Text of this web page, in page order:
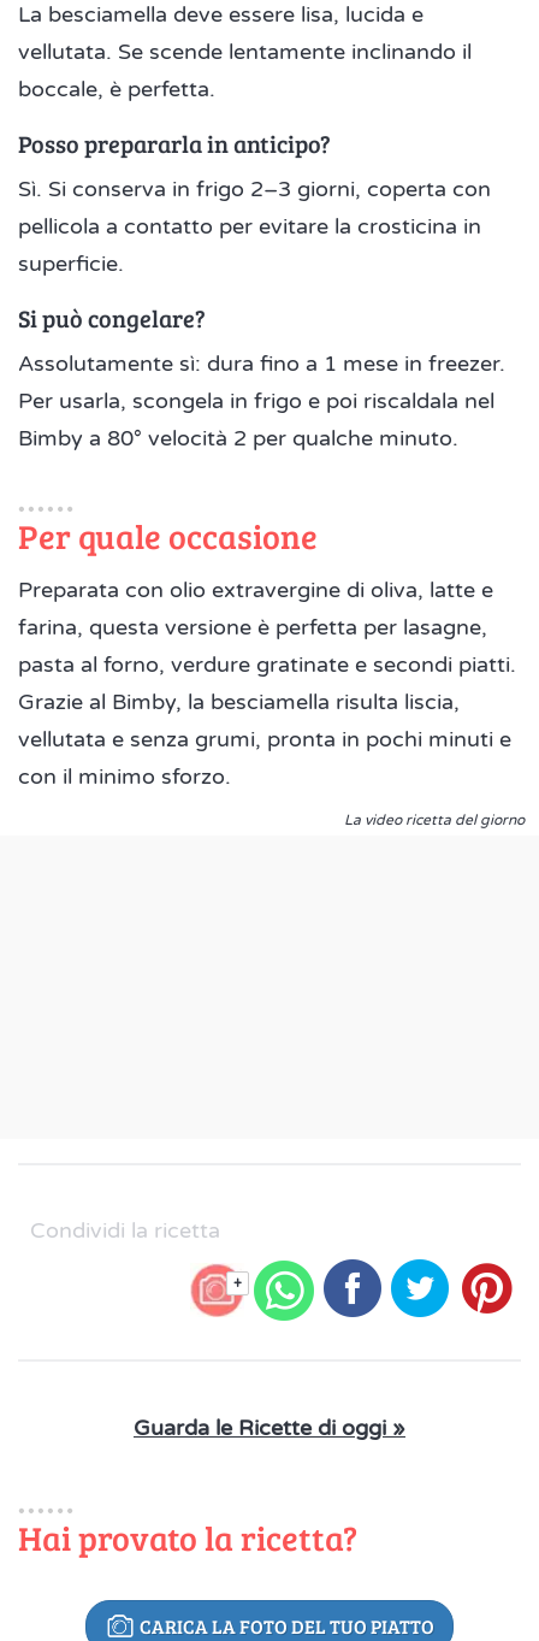
La besciamella deve essere lisa, lucida e
vellutata. Se scende lentamente inclinando il
boccale, è perfetta.
Posso prepararla in anticipo?
Sì. Si conserva in frigo 2–3 giorni, coperta con
pellicola a contatto per evitare la crosticina in
superficie.
Si può congelare?
Assolutamente sì: dura fino a 1 mese in freezer.
Per usarla, scongela in frigo e poi riscaldala nel
Bimby a 80° velocità 2 per qualche minuto.
Per quale occasione
Preparata con olio extravergine di oliva, latte e
farina, questa versione è perfetta per lasagne,
pasta al forno, verdure gratinate e secondi piatti.
Grazie al Bimby, la besciamella risulta liscia,
vellutata e senza grumi, pronta in pochi minuti e
con il minimo sforzo.
La video ricetta del giorno
Condividi la ricetta
+
Guarda le Ricette di oggi »
Hai provato la ricetta?
CARICA LA FOTO DEL TUO PIATTO